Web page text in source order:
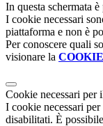
In questa schermata
I cookie necessari
piattaforma e non è
Per conoscere quali
visionare la
Cookie necessari per
I cookie necessari
disabilitati. È